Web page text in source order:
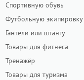
Спортивную обувь
Футбольную экипировку
Гантели или штангу
Товары для фитнеса
Тренажёр
Товары для туризма